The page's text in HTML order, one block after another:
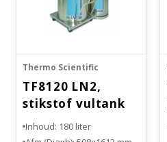
Thermo Scientific
TF8120 LN2,
stikstof vultank
Inhoud: 180 liter